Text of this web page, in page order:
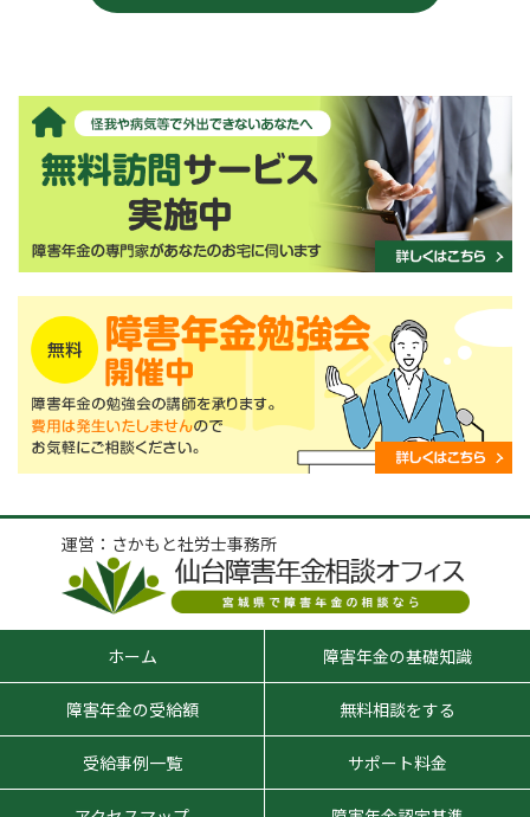
運営：さかもと社労士事務所
ホーム 障害年金の基礎知識
障害年金の受給額 無料相談をする
受給事例一覧 サポート料金